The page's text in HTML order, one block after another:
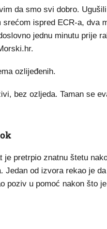
da smo svi dobro.
ispred ECR-a, dva
jednu minutu prije
ozlijeđenih.
bez ozljeda. Taman se
je pretrpio znatnu štetu
Jedan od izvora rekao je
poziv u pomoć nakon što